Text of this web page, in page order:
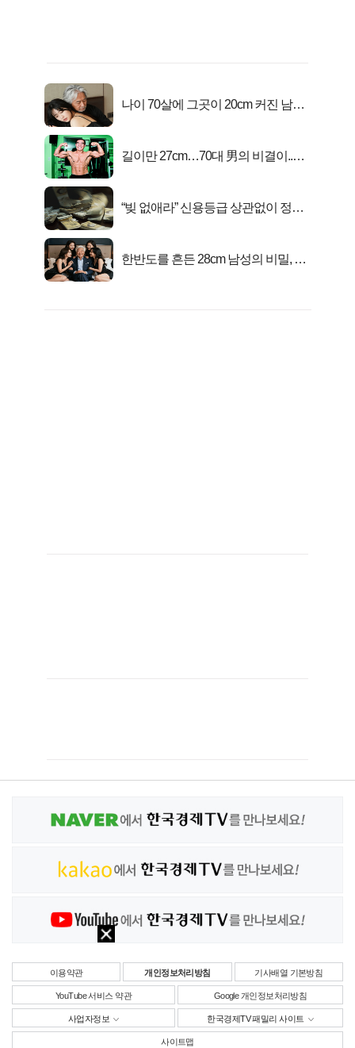
나이 70살에 그곳이 20cm 커진 남자..
길이만 27cm…70대 男의 비결이..충
“빚 없애라” 신용등급 상관없이 정부
한반도를 흔든 28cm 남성의 비밀, 매
이용약관 개인정보처리방침 기사배열 기본방침
YouTube 서비스 약관 Google 개인정보처리방침
사업자정보 한국경제TV 패밀리 사이트
사이트맵